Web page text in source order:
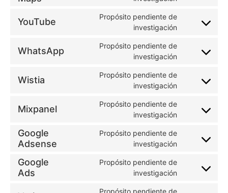
YouTube
Propósito pendiente de
investigación
WhatsApp
Propósito pendiente de
investigación
Wistia
Propósito pendiente de
investigación
Mixpanel
Propósito pendiente de
investigación
Google
Adsense
Propósito pendiente de
investigación
Google
Ads
Propósito pendiente de
investigación
Propósito pendiente de